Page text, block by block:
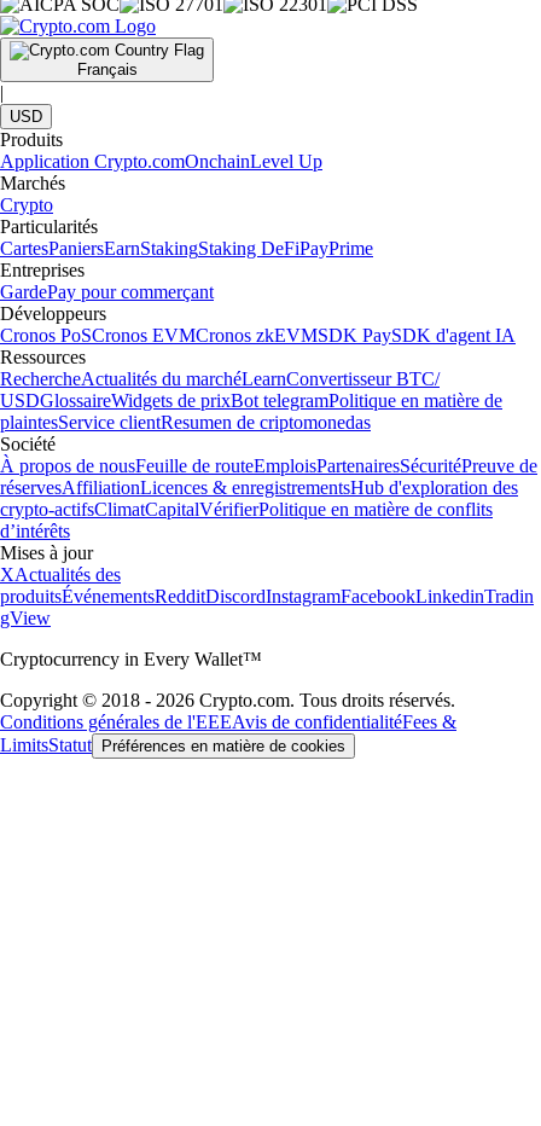
Français
|
USD
Produits
Application Crypto.comOnchainLevel Up
Marchés
Crypto
Particularités
CartesPaniersEarnStakingStaking DeFiPayPrime
Entreprises
GardePay pour commerçant
Développeurs
Cronos PoSCronos EVMCronos zkEVMSDK PaySDK d'agent IA
Ressources
RechercheActualités du marchéLearnConvertisseur BTC/
USDGlossaireWidgets de prixBot telegramPolitique en matière de
plaintesService clientResumen de criptomonedas
Société
À propos de nousFeuille de routeEmploisPartenairesSécuritéPreuve de
réservesAffiliationLicences & enregistrementsHub d'exploration des
crypto-actifsClimatCapitalVérifierPolitique en matière de conflits
d’intérêts
Mises à jour
XActualités des
produitsÉvénementsRedditDiscordInstagramFacebookLinkedinTradin
gView
Cryptocurrency in Every Wallet™
Copyright © 2018 - 2026 Crypto.com. Tous droits réservés.
Conditions générales de l'EEEAvis de confidentialitéFees &
LimitsStatut Préférences en matière de cookies